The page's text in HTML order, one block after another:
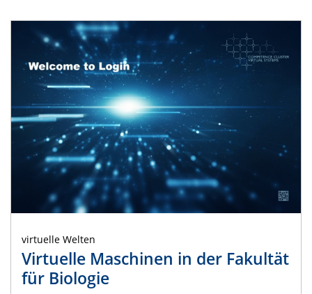
virtuelle Welten
Virtuelle Maschinen in der Fakultät
für Biologie